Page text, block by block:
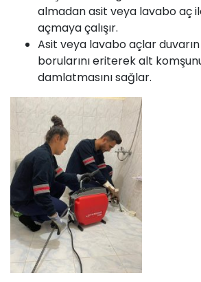
almadan asit veya lavabo aç
açmaya çalışır.
Asit veya lavabo açlar
borularını eriterek alt
damlatmasını sağlar.